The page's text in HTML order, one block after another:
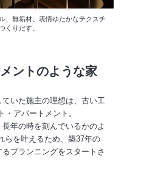
、無垢材。表情ゆたかなテクスチ
くりだす。
ントのような家
いた施主の理想は、古い工
アパートメント。
年の時を刻んでいるかのよ
らを叶えるため、築37年の
プランニングをスタートさ